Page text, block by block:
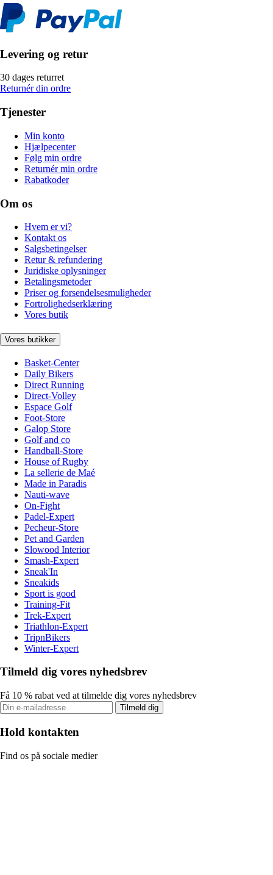
Levering og retur
30 dages returret
Returnér din ordre
Tjenester
Min konto
Hjælpecenter
Følg min ordre
Returnér min ordre
Rabatkoder
Om os
Hvem er vi?
Kontakt os
Salgsbetingelser
Retur & refundering
Juridiske oplysninger
Betalingsmetoder
Priser og forsendelsesmuligheder
Fortrolighedserklæring
Vores butik
Vores butikker
Basket-Center
Daily Bikers
Direct Running
Direct-Volley
Espace Golf
Foot-Store
Galop Store
Golf and co
Handball-Store
House of Rugby
La sellerie de Maé
Made in Paradis
Nauti-wave
On-Fight
Padel-Expert
Pecheur-Store
Pet and Garden
Slowood Interior
Smash-Expert
Sneak'In
Sneakids
Sport is good
Training-Fit
Trek-Expert
Triathlon-Expert
TripnBikers
Winter-Expert
Tilmeld dig vores nyhedsbrev
Få 10 % rabat ved at tilmelde dig vores nyhedsbrev
Tilmeld dig
Hold kontakten
Find os på sociale medier